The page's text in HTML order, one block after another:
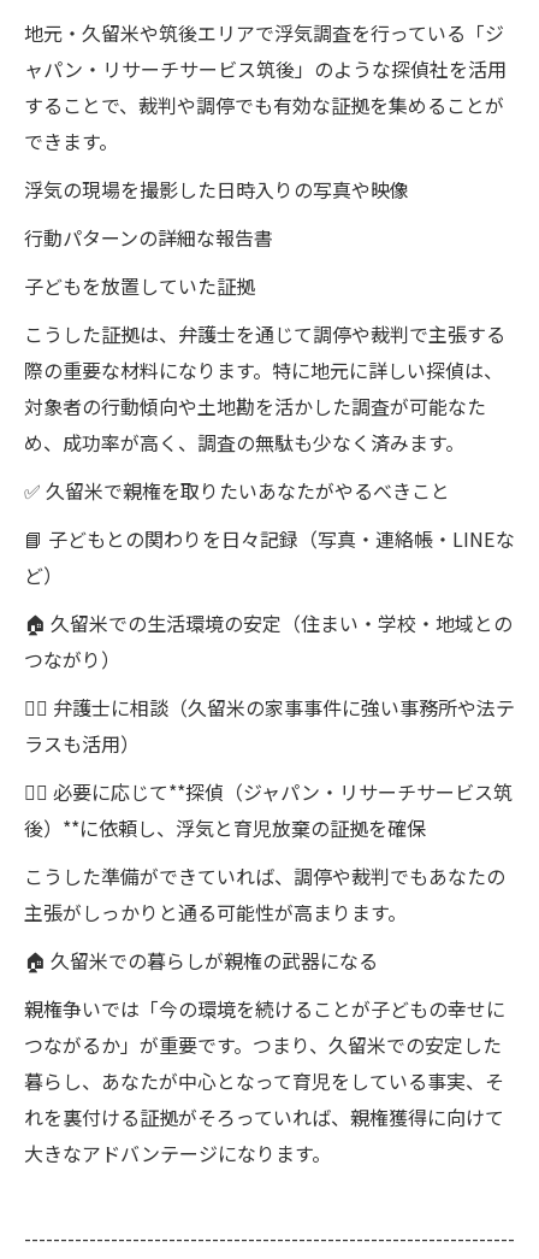
地元・久留米や筑後エリアで浮気調査を行っている「ジ
ャパン・リサーチサービス筑後」のような探偵社を活用
することで、裁判や調停でも有効な証拠を集めることが
できます。
浮気の現場を撮影した日時入りの写真や映像
行動パターンの詳細な報告書
子どもを放置していた証拠
こうした証拠は、弁護士を通じて調停や裁判で主張する
際の重要な材料になります。特に地元に詳しい探偵は、
対象者の行動傾向や土地勘を活かした調査が可能なた
め、成功率が高く、調査の無駄も少なく済みます。
✅ 久留米で親権を取りたいあなたがやるべきこと
📘 子どもとの関わりを日々記録（写真・連絡帳・LINEな
ど）
🏠 久留米での生活環境の安定（住まい・学校・地域との
つながり）
👨‍⚖️ 弁護士に相談（久留米の家事事件に強い事務所や法テ
ラスも活用）
🕵️‍♀️ 必要に応じて**探偵（ジャパン・リサーチサービス筑
後）**に依頼し、浮気と育児放棄の証拠を確保
こうした準備ができていれば、調停や裁判でもあなたの
主張がしっかりと通る可能性が高まります。
🏠 久留米での暮らしが親権の武器になる
親権争いでは「今の環境を続けることが子どもの幸せに
つながるか」が重要です。つまり、久留米での安定した
暮らし、あなたが中心となって育児をしている事実、そ
れを裏付ける証拠がそろっていれば、親権獲得に向けて
大きなアドバンテージになります。
--------------------------------------------------------------------